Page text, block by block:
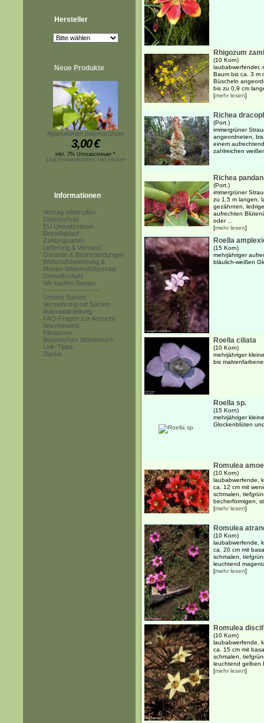
Hersteller
Neue Produkte
Aganonerion polymorphum
3,00€
inkl. 7% Umsatzsteuer *
zzgl.Versandkosten, hier klicken
Informationen
Vertrag widerrufen
Datenschutz
EU Umsatzsteuer
Bestellablauf
Zahlungsarten
Lieferung & Versand
Garantie & Beanstandungen
Widerrufsbelehrung &
Muster-Widerrufsformular
Umweltschutz
Wir kaufen Samen
------------------------
Unsere Samen
Vermehrung mit Samen
Aussaatanleitung
FAQ-Fragen zur Anzucht
Warnhinweis
Klimazone
Botanisches Wörterbuch
Link-Tipps
Danke
Rhigozum
(10 Korn)
laubabwerfender,
Baum bis ca. 3 m
Büscheln
bis zu 0,9 cm
[mehr lesen]
Richea
(Port.)
immergrüner
angeordneten,
einem
zahlreichen
Richea
(Port.)
immergrüner
zu 1,5 m langen,
gezähnten,
aufrechten
oder ...
[mehr lesen]
Roella
(15 Korn)
mehrjähriger
bläulich-weißen
Roella ciliata
(10 Korn)
mehrjähriger
bis
Roella sp.
(15 Korn)
mehrjähriger
Glockenblüten
Romulea
(10 Korn)
laubabwerfende,
ca. 12 cm mit
schmalen,
becherförmigen,
[mehr lesen]
Romulea
(10 Korn)
laubabwerfende,
ca. 20 cm mit
schmalen,
leuchtend
[mehr lesen]
Romulea
(10 Korn)
laubabwerfende,
ca. 15 cm mit
schmalen,
leuchtend gelben
[mehr lesen]